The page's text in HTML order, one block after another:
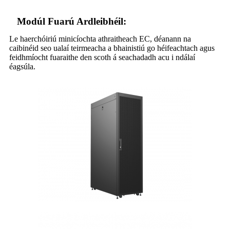
Modúl Fuarú Ardleibhéil:
Le haerchóiriú minicíochta athraitheach EC, déanann na
caibinéid seo ualaí teirmeacha a bhainistiú go héifeachtach agus
feidhmíocht fuaraithe den scoth á seachadadh acu i ndálaí
éagsúla.